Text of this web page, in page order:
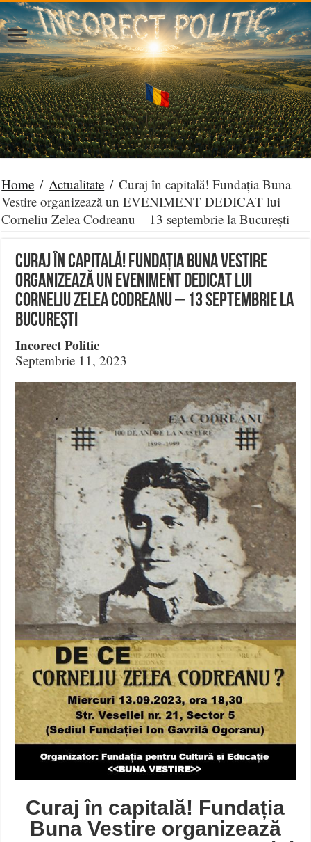
Home / Actualitate / Curaj în capitală! Fundația Buna
Vestire organizează un EVENIMENT DEDICAT lui
Corneliu Zelea Codreanu – 13 septembrie la București
Curaj în capitală! Fundația Buna Vestire
organizează un EVENIMENT DEDICAT lui
Corneliu Zelea Codreanu – 13 septembrie la
București
Incorect Politic
Septembrie 11, 2023
Curaj în capitală! Fundația
Buna Vestire organizează